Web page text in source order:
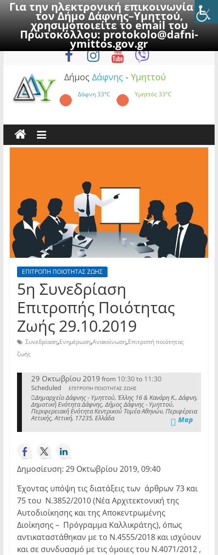
Για την ηλεκτρονική επικοινωνία με
τον Δήμο Δάφνης–Υμηττού,
χρησιμοποιείτε το email του
Πρωτοκόλλου:protokolo@dafni-
ymittos.gov.gr
to
Σάββατο, 8 Αυγούστου 2026
Δήμος Δάφνης - Υμηττού
Δάφνη33°C Υμηττός33°C
ΕΠΙΤΡΟΠΗ ΠΟΙΟΤΗΤΑΣ ΖΩΗΣ
5η Συνεδρίαση
Επιτροπής Ποιότητας
Ζωής 29.10.2019
Συνεδρίαση,Ενημέρωση,Ανακοίνωση,Επιτροπή ποιότητας
ζωής
29 Οκτωβρίου 2019 from 10:30to 11:30
Scheduled ΕΠΙΤΡΟΠΗ ΠΟΙΟΤΗΤΑΣ ΖΩΗΣ
Δημαρχείο Δάφνης - Υμηττού, Έλλης 16 & Κανάρη Κ., Δάφνη,
Δημοτική Ενότητα Δάφνης, Δήμος Δάφνης - Υμηττού,
Περιφερειακή Ενότητα Κεντρικού Τομέα Αθηνών, Περιφέρεια
Αττικής, Αττική, 17235, Ελλάδα Map
Δημοσίευση: 29 Οκτωβρίου 2019, 09:40
Έχοντας υπόψη τις διατάξεις των άρθρων 73 και
75 του Ν.3852/2010 (Νέα Αρχιτεκτονική της
Αυτοδιοίκησης και της Αποκεντρωμένης
Διοίκησης – Πρόγραμμα Καλλικράτης), όπως
αντικαταστάθηκαν με το Ν.4555/2018 και ισχύουν
και σε συνδυασμό με τις όμοιες του Ν.4071/2012 ,